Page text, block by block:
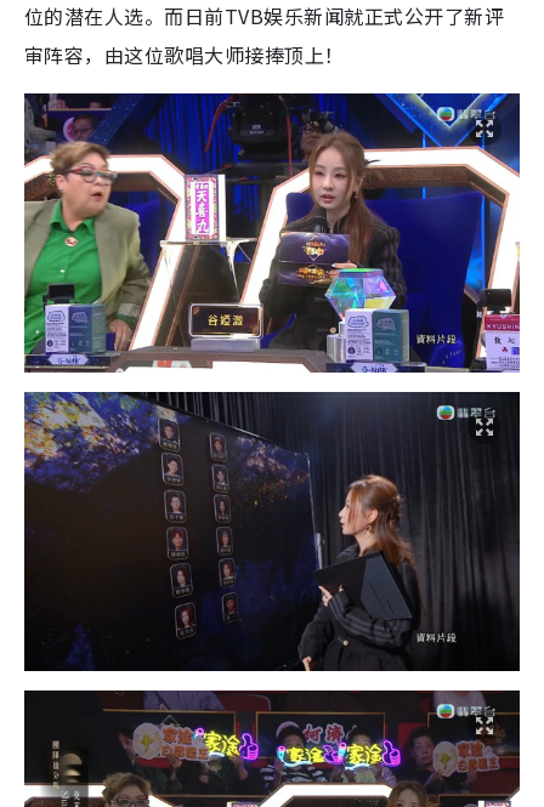
位的潜在人选。而日前TVB娱乐新闻就正式公开了新评
审阵容，由这位歌唱大师接捧顶上！